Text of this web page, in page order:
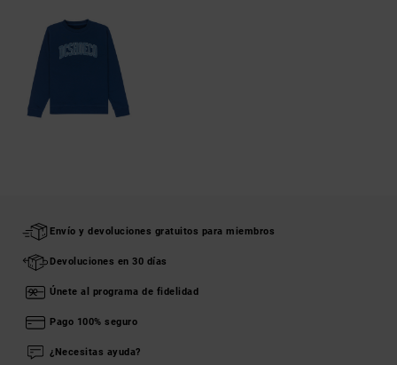
Envío y devoluciones gratuitos para miembros
Devoluciones en 30 días
Únete al programa de fidelidad
Pago 100% seguro
¿Necesitas ayuda?